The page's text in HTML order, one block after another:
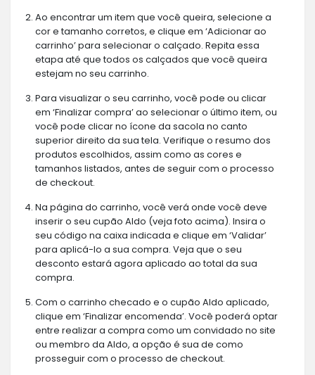
Ao encontrar um item que você queira, selecione a
cor e tamanho corretos, e clique em ‘Adicionar ao
carrinho’ para selecionar o calçado. Repita essa
etapa até que todos os calçados que você queira
estejam no seu carrinho.
Para visualizar o seu carrinho, você pode ou clicar
em ‘Finalizar compra’ ao selecionar o último item, ou
você pode clicar no ícone da sacola no canto
superior direito da sua tela. Verifique o resumo dos
produtos escolhidos, assim como as cores e
tamanhos listados, antes de seguir com o processo
de checkout.
Na página do carrinho, você verá onde você deve
inserir o seu cupão Aldo (veja foto acima). Insira o
seu código na caixa indicada e clique em ‘Validar’
para aplicá-lo a sua compra. Veja que o seu
desconto estará agora aplicado ao total da sua
compra.
Com o carrinho checado e o cupão Aldo aplicado,
clique em ‘Finalizar encomenda’. Você poderá optar
entre realizar a compra como um convidado no site
ou membro da Aldo, a opção é sua de como
prosseguir com o processo de checkout.